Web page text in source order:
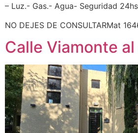
– Luz.- Gas.- Agua- Seguridad
NO DEJES DE CONSULTARMat
Calle Viamonte